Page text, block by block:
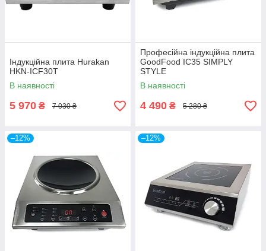
Індукційна плита Hurakan
HKN-ICF30T
В наявності
5 970 ₴ 7 030 ₴
Професійна індукційна плита
GoodFood IC35 SIMPLY
STYLE
В наявності
4 490 ₴ 5 280 ₴
–12% –12%